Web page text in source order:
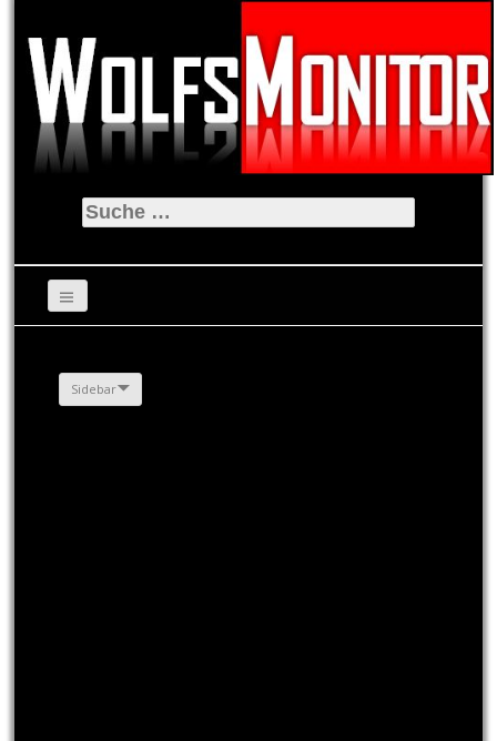
Suche
nach:
Sidebar